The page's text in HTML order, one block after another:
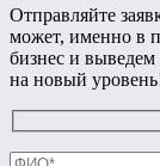
Отправляйте
может, именно в
бизнес и
на новый